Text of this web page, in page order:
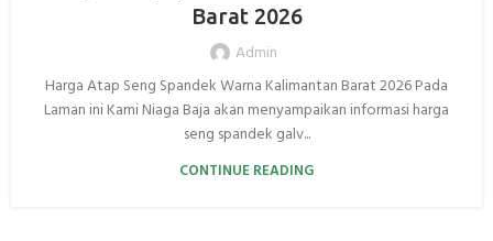
Barat 2026
Admin
Harga Atap Seng Spandek Warna Kalimantan Barat 2026 Pada
Laman ini Kami Niaga Baja akan menyampaikan informasi harga
seng spandek galv...
CONTINUE READING